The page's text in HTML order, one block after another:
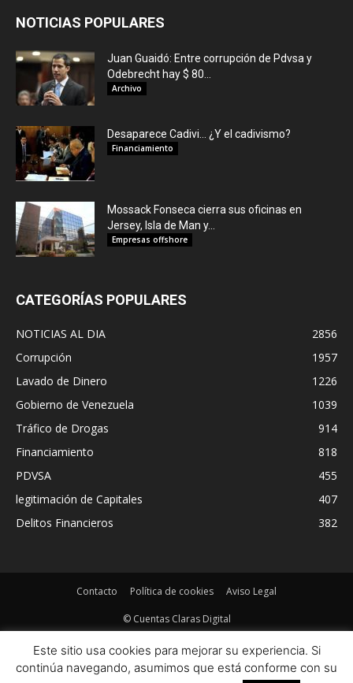
NOTICIAS POPULARES
Juan Guaidó: Entre corrupción de Pdvsa y
Odebrecht hay $ 80...
Archivo
Desaparece Cadivi… ¿Y el cadivismo?
Financiamiento
Mossack Fonseca cierra sus oficinas en
Jersey, Isla de Man y...
Empresas offshore
CATEGORÍAS POPULARES
NOTICIAS AL DIA
2856
Corrupción
1957
Lavado de Dinero
1226
Gobierno de Venezuela
1039
Tráfico de Drogas
914
Financiamiento
818
PDVSA
455
legitimación de Capitales
407
Delitos Financieros
382
Contacto Política de cookies Aviso Legal
© Cuentas Claras Digital
Este sitio usa cookies para mejorar su experiencia. Si
continúa navegando, asumimos que está conforme con su